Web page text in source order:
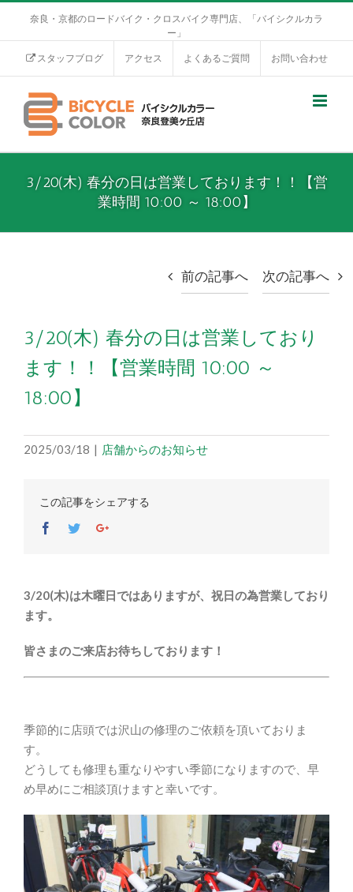
奈良・京都のロードバイク・クロスバイク専門店、「バイシクルカラ
ー」
スタッフブログ アクセス よくあるご質問 お問い合わせ
3/20(木) 春分の日は営業しております！！【営
業時間 10:00 ～ 18:00】
前の記事へ 次の記事へ
3/20(木) 春分の日は営業しており
ます！！【営業時間 10:00 ～
18:00】
2025/03/18 | 店舗からのお知らせ
この記事をシェアする
Facebook
TwitterGoogle+
3/20(木)は木曜日ではありますが、祝日の為営業しており
ます。
皆さまのご来店お待ちしております！
季節的に店頭では沢山の修理のご依頼を頂いておりま
す。
どうしても修理も重なりやすい季節になりますので、早
め早めにご相談頂けますと幸いです。